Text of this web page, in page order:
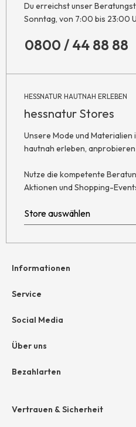
Du erreichst unser
Sonntag, von 7:00 bis 23:00
0800 / 44 88 88
HESSNATUR HAUTNAH ERLEBEN
hessnatur Stores
Unsere Mode und
hautnah erleben,
Nutze die kompetente
Aktionen und Shopping-
Informationen
Hilfe & Kontakt
Retoure
AGB
Datenschutz
Service
Geschenkgutscheine
Größentabelle
Social Media
Über uns
Unternehmen
Bezahlarten
Amazon Pay
Vertrauen & Sicherheit